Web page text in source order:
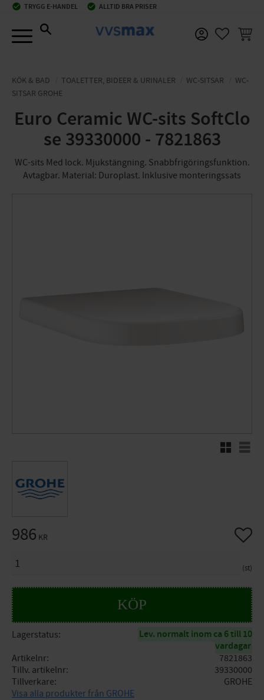
check_circle TRYGG E-HANDEL check_circle ALLTID BRA PRISER
KÖK & BAD TOALETTER, BIDEER & URINALER WC-SITSAR
WC-
SITSAR GROHE
Euro Ceramic WC-sits SoftClo
se 39330000 - 7821863
WC-sits Med lock. Mjukstängning. Snabbfrigöringsfunktion.
Avtagbar. Material: Duroplast. Inklusive monteringssats
Rutnätsvy
986 KR
st
KÖP
Lägg
Lagerstatus
Lev. normalt inom ca 6 till 10
vardagar
Artikelnr
7821863
Tillv. artikelnr
39330000
Tillverkare
GROHE
Visa alla produkter från GROHE